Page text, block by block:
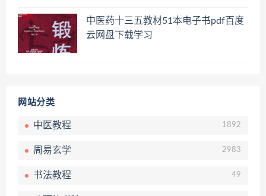
中医药十三五教材51本电子书pdf百度
云网盘下载学习
网站分类
中医教程 1892
周易玄学 2983
书法教程 49